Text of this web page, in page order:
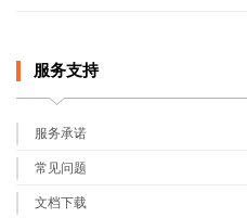
服务支持
服务承诺
常见问题
文档下载